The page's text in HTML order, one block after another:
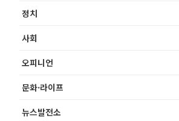
정치
사회
오피니언
문화·라이프
뉴스발전소